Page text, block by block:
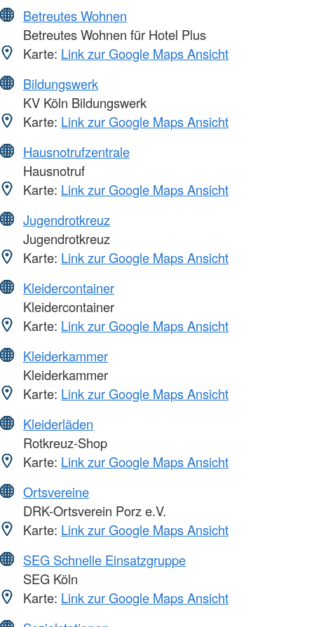
Betreutes Wohnen
Betreutes Wohnen für Hotel Plus
Karte: Link zur Google Maps Ansicht
Bildungswerk
KV Köln Bildungswerk
Karte: Link zur Google Maps Ansicht
Hausnotrufzentrale
Hausnotruf
Karte: Link zur Google Maps Ansicht
Jugendrotkreuz
Jugendrotkreuz
Karte: Link zur Google Maps Ansicht
Kleidercontainer
Kleidercontainer
Karte: Link zur Google Maps Ansicht
Kleiderkammer
Kleiderkammer
Karte: Link zur Google Maps Ansicht
Kleiderläden
Rotkreuz-Shop
Karte: Link zur Google Maps Ansicht
Ortsvereine
DRK-Ortsverein Porz e.V.
Karte: Link zur Google Maps Ansicht
SEG Schnelle Einsatzgruppe
SEG Köln
Karte: Link zur Google Maps Ansicht